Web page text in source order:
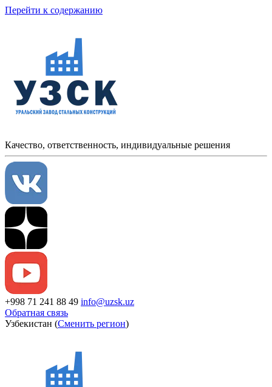
Перейти к содержанию
Качество, ответственность, индивидуальные решения
+998 71 241 88 49 info@uzsk.uz
Обратная связь
Узбекистан (Сменить регион)